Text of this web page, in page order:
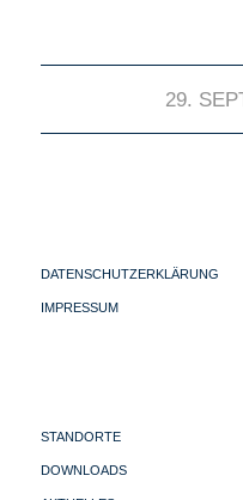
29.
DATENSCHUTZERKLÄRUNG
IMPRESSUM
STANDORTE
DOWNLOADS